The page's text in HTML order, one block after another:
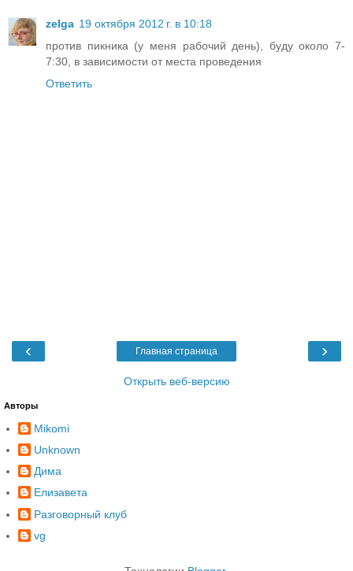
zelga 19 октября 2012 г. в 10:18
против пикника (у меня рабочий день), буду около 7-
7:30, в зависимости от места проведения
Ответить
‹ ›
Главная страница
Открыть веб-версию
Авторы
Mikomi
Unknown
Дима
Елизавета
Разговорный клуб
vg